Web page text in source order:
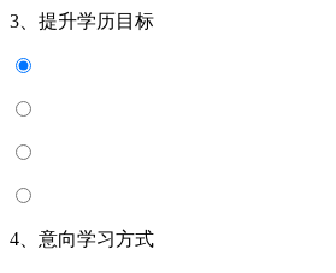
3、提升学历目标
4、意向学习方式